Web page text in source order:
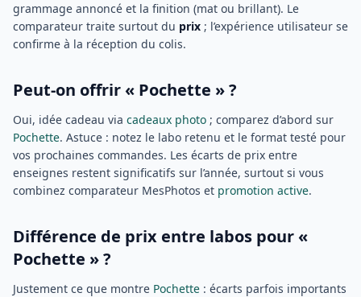
grammage annoncé et la finition (mat ou brillant). Le
comparateur traite surtout du prix ; l’expérience utilisateur se
confirme à la réception du colis.
Peut-on offrir « Pochette » ?
Oui, idée cadeau via cadeaux photo ; comparez d’abord sur
Pochette. Astuce : notez le labo retenu et le format testé pour
vos prochaines commandes. Les écarts de prix entre
enseignes restent significatifs sur l’année, surtout si vous
combinez comparateur MesPhotos et promotion active.
Différence de prix entre labos pour «
Pochette » ?
Justement ce que montre Pochette : écarts parfois importants